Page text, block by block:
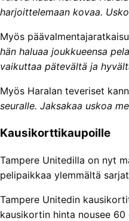
harjoittelemaan kovaa.
Myös
hän haluaa joukkueensa
vaikuttaa pätevältä ja
Myös Haralan teveriset
seuralle. Jaksakaa uskoa
Kausikorttikaupoille
Tampere Unitedilla on nyt
pelipaikkaa ylemmältä
Tampere Unitedin
kausikortin hinta nousee